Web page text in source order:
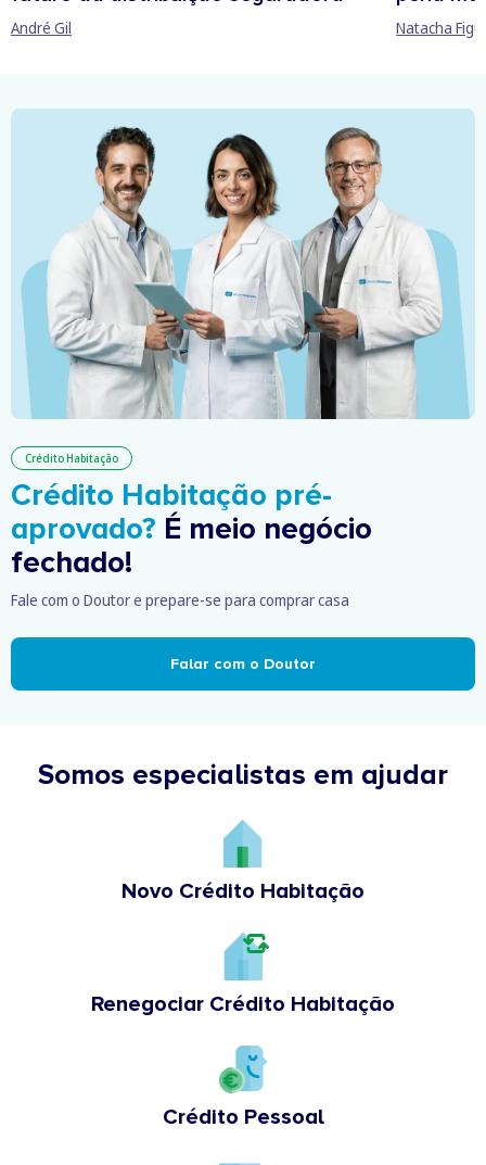
André Gil Natacha
Crédito Habitação
Crédito Habitação pré-
aprovado? É meio negócio
fechado!
Fale com o Doutor e prepare-se para comprar casa
Falar com o Doutor
Somos especialistas em ajudar
Novo Crédito Habitação
Renegociar Crédito Habitação
Crédito Pessoal